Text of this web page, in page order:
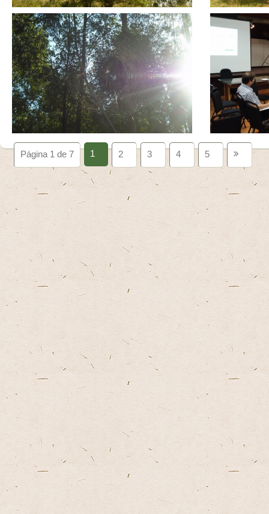
Página 1 de 7 1 2 3 4 5